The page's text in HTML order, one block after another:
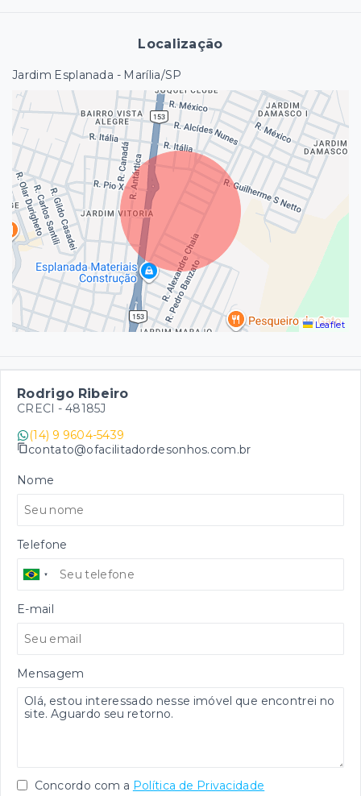
Localização
Jardim Esplanada - Marília/SP
Leaflet
Rodrigo Ribeiro
CRECI - 48185J
(14) 9 9604-5439
contato@ofacilitadordesonhos.com.br
Nome
Telefone
E-mail
Mensagem
Concordo com a Política de Privacidade